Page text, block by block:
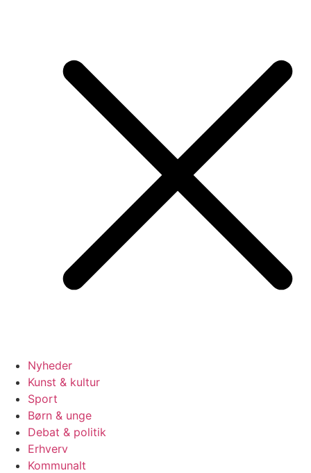
Nyheder
Kunst & kultur
Sport
Børn & unge
Debat & politik
Erhverv
Kommunalt